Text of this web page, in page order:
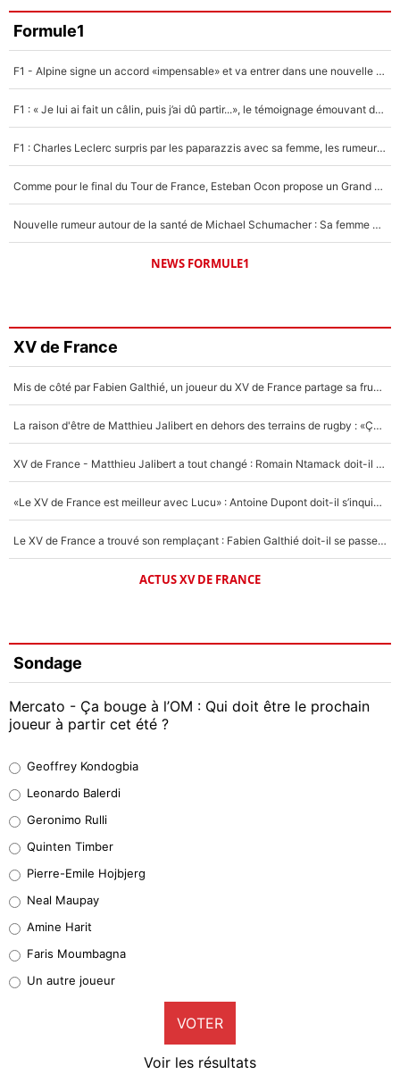
Formule1
F1 - Alpine signe un accord «impensable» et va entrer dans une nouvelle dimension : Grande nouvelle pour Pierre Gasly !
F1 : « Je lui ai fait un câlin, puis j’ai dû partir...», le témoignage émouvant de Max Verstappen sur sa fille
F1 : Charles Leclerc surpris par les paparazzis avec sa femme, les rumeurs étaient vraies !
Comme pour le final du Tour de France, Esteban Ocon propose un Grand Prix de Formule 1 à Paris : «Autour de l’Arc de Triomphe, ce serait génial» !
Nouvelle rumeur autour de la santé de Michael Schumacher : Sa femme Corinna sort du silence
NEWS FORMULE1
XV de France
Mis de côté par Fabien Galthié, un joueur du XV de France partage sa frustration : «ils ne me l’ont pas dit tout de suite»
La raison d'être de Matthieu Jalibert en dehors des terrains de rugby : «Ça m'atteint autant que si tu touches à un membre de ma famille»
XV de France - Matthieu Jalibert a tout changé : Romain Ntamack doit-il s’inquiéter pour sa place à un an de la Coupe du monde ?
«Le XV de France est meilleur avec Lucu» : Antoine Dupont doit-il s’inquiéter pour sa place ?
Le XV de France a trouvé son remplaçant : Fabien Galthié doit-il se passer d'Antoine Dupont ?
ACTUS XV DE FRANCE
Sondage
Mercato - Ça bouge à l’OM : Qui doit être le prochain
joueur à partir cet été ?
38%
32%
5%
1%
9%
Geoffrey Kondogbia
Leonardo Balerdi
Geronimo Rulli
Quinten Timber
Pierre-Emile Hojbjerg
Neal Maupay
Amine Harit
Faris Moumbagna
Un autre joueur
VOTER
Voir les résultats